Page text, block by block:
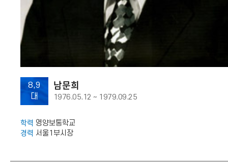
8,9
대
남문희
1976.05.12 ~ 1979.09.25
학력 영양보통학교
경력 서울1부시장